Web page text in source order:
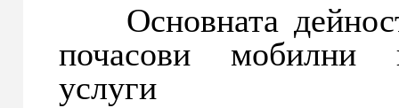
Основната дейност
почасови мобилни
услуги